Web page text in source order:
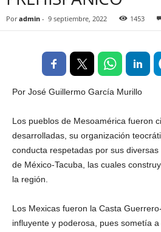
Por admin - 9 septiembre, 2022 1453
Por José Guillermo García Murillo
Los pueblos de Mesoamérica fueron
desarrolladas, su organización
conducta respetadas por sus
de México-Tacuba, las cuales
la región.
Los Mexicas fueron la Casta
influyente y poderosa, pues sometía